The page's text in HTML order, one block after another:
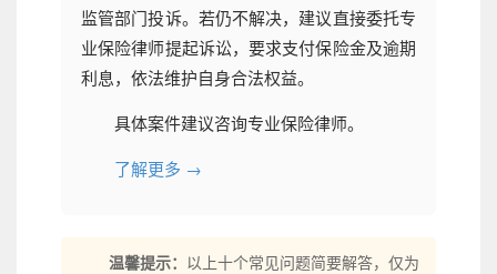
监管部门投诉。若仍不解决，建议直接委托专
业保险律师提起诉讼，要求支付保险金及逾期
利息，依法维护自身合法权益。
具体案件建议咨询专业保险律师。
了解更多 →
温馨提示： 以上十个常见问题简要解答，仅为